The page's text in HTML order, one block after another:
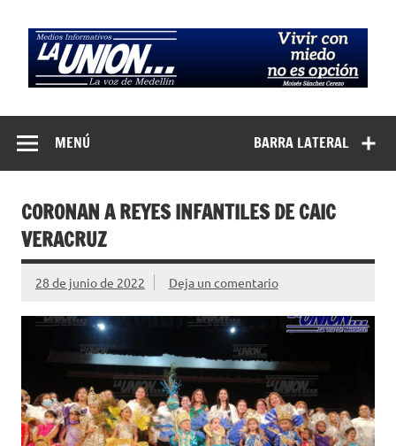
contenido
Medios
Informativos La
Unión…
BARRA LATERAL
MENÚ
CORONAN A REYES INFANTILES DE CAIC
VERACRUZ
28 de junio de 2022 Deja un comentario